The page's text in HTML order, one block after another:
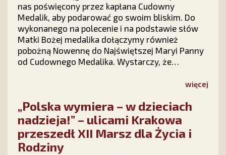
nas poświęcony przez kapłana Cudowny
Medalik, aby podarować go swoim bliskim. Do
wykonanego na polecenie i na podstawie słów
Matki Bożej medalika dołączymy również
pobożną Nowennę do Najświętszej Maryi Panny
od Cudownego Medalika. Wystarczy, że
Stowarzyszenia Ks. Piotra Skargi „Dar Maryi”
numer 12 423 44 23, a Medalik i Nowenna będą
Twoje!
więcej
„Polska wymiera – w dzieciach
nadzieja!” – ulicami Krakowa
przeszedł XII Marsz dla Życia i
Rodziny